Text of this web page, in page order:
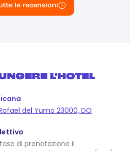
le recensioni
L'HOTEL
del Yuma 23000, DO
di prenotazione il